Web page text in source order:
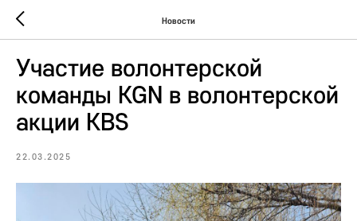
Новости
Участие волонтерской
команды KGN в волонтерской
акции KBS
22.03.2025